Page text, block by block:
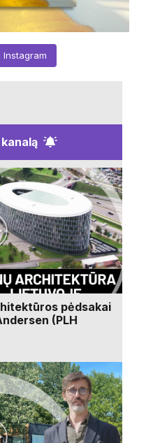
Instagram
pėdsakai
(PLH